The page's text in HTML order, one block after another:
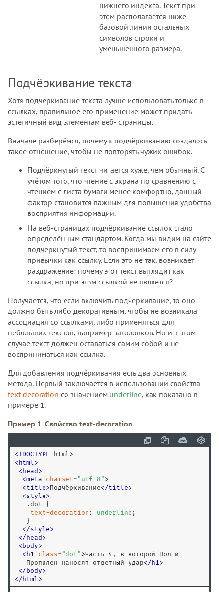
нижнего индекса. Текст при
этом располагается ниже
базовой линии остальных
символов строки и
уменьшенного размера.
Подчёркивание текста
Хотя подчёркивание текста лучше использовать только в
ссылках, правильное его применение может придать
эстетичный вид элементам веб- страницы.
Вначале разберёмся, почему к подчёркиванию создалось
такое отношение, чтобы не повторять чужих ошибок.
Подчёркнутый текст читается хуже, чем обычный. С
учётом того, что чтение с экрана по сравнению с
чтением с листа бумаги менее комфортно, данный
фактор становится важным для повышения удобства
восприятия информации.
На веб-страницах подчёркивание ссылок стало
определённым стандартом. Когда мы видим на сайте
подчёркнутый текст, то воспринимаем его в силу
привычки как ссылку. Если это не так, возникает
раздражение: почему этот текст выглядит как
ссылка, но при этом ссылкой не является?
Получается, что если включить подчёркивание, то оно
должно быть либо декоративным, чтобы не возникала
ассоциация со ссылками, либо применяться для
небольших текстов, например заголовков. Но и в этом
случае текст должен оставаться самим собой и не
восприниматься как ссылка.
Для добавления подчёркивания есть два основных
метода. Первый заключается в использовании свойства
text-decoration со значением underline, как показано в
примере 1.
Пример 1. Свойство text-decoration
< ! DOCTYPE html>
< html>
< head >
<meta charset= " utf-8 " >
<title>Подчёркивание</title>
<style>
.dot {
text-decoration : underline ;
   }
</style>
</ head >
< body>
< h1 class= "dot " >Часть 4, в которой Пол и
   Пропилен наносят ответный удар
</ h1>
</ body>
</ html>